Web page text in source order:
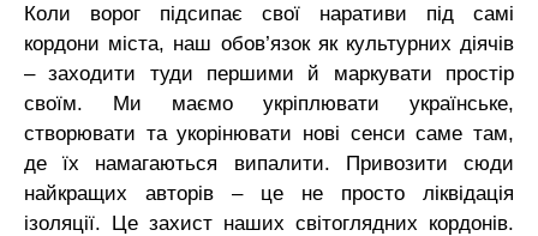
Коли ворог підсипає свої наративи під самі
кордони міста, наш обов’язок як культурних діячів
– заходити туди першими й маркувати простір
своїм. Ми маємо укріплювати українське,
створювати та укорінювати нові сенси саме там,
де їх намагаються випалити. Привозити сюди
найкращих авторів – це не просто ліквідація
ізоляції. Це захист наших світоглядних кордонів.